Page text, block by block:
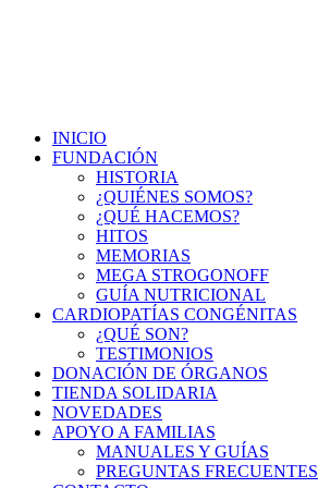
INICIO
FUNDACIÓN
HISTORIA
¿QUIÉNES SOMOS?
¿QUÉ HACEMOS?
HITOS
MEMORIAS
MEGA STROGONOFF
GUÍA NUTRICIONAL
CARDIOPATÍAS CONGÉNITAS
¿QUÉ SON?
TESTIMONIOS
DONACIÓN DE ÓRGANOS
TIENDA SOLIDARIA
NOVEDADES
APOYO A FAMILIAS
MANUALES Y GUÍAS
PREGUNTAS FRECUENTES